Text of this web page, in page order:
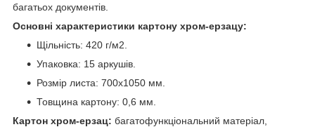
багатьох документів.
Основні характеристики картону хром-ерзацу:
Щільність: 420 г/м2.
Упаковка: 15 аркушів.
Розмір листа: 700x1050 мм.
Товщина картону: 0,6 мм.
Картон хром-ерзац: багатофункціональний матеріал,